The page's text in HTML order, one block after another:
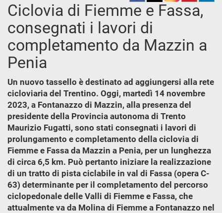
Ciclovia di Fiemme e Fassa,
consegnati i lavori di
completamento da Mazzin a
Penia
Un nuovo tassello è destinato ad aggiungersi alla rete
cicloviaria del Trentino. Oggi, martedì 14 novembre
2023, a Fontanazzo di Mazzin, alla presenza del
presidente della Provincia autonoma di Trento
Maurizio Fugatti, sono stati consegnati i lavori di
prolungamento e completamento della ciclovia di
Fiemme e Fassa da Mazzin a Penia, per un lunghezza
di circa 6,5 km. Può pertanto iniziare la realizzazione
di un tratto di pista ciclabile in val di Fassa (opera C-
63) determinante per il completamento del percorso
ciclopedonale delle Valli di Fiemme e Fassa, che
attualmente va da Molina di Fiemme a Fontanazzo nel